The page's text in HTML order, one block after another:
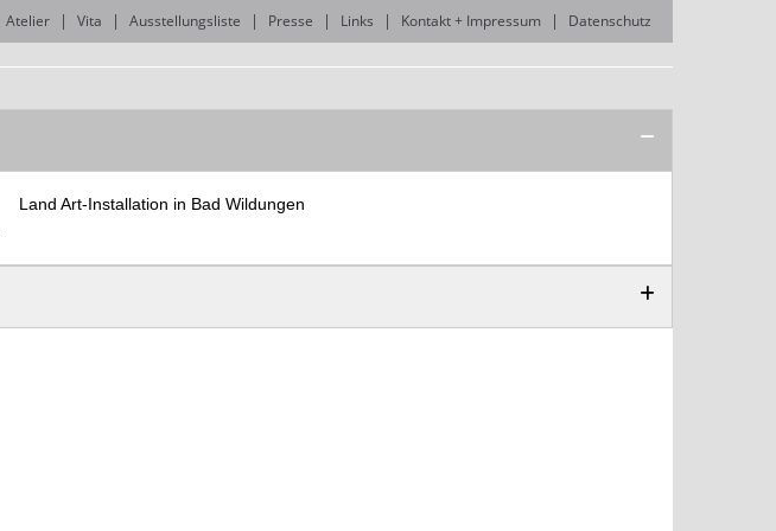
Atelier Vita Ausstellungsliste Presse Links Kontakt + Impressum Datenschutz
Land Art-Installation in Bad Wildungen